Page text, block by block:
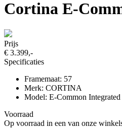
Cortina E-
Prijs
€ 3.399,-
Specificaties
Framemaat: 57
Merk: CORTINA
Model: E-Common Integrated
Voorraad
Op voorraad in een van onze